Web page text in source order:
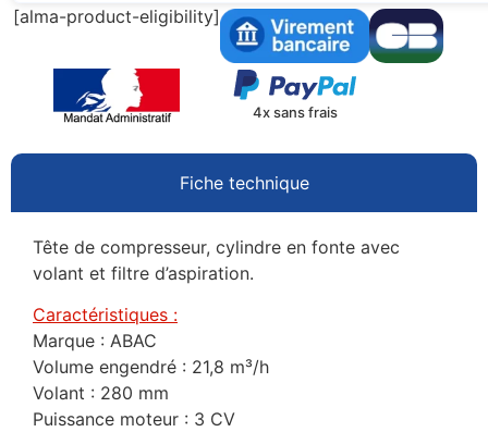
[alma-product-eligibility]
4x sans frais
Fiche technique
Tête de compresseur, cylindre en fonte avec
volant et filtre d’aspiration.
Caractéristiques :
Marque : ABAC
Volume engendré : 21,8 m³/h
Volant : 280 mm
Puissance moteur : 3 CV